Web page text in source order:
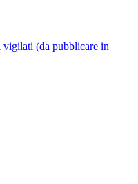
(da pubblicare in